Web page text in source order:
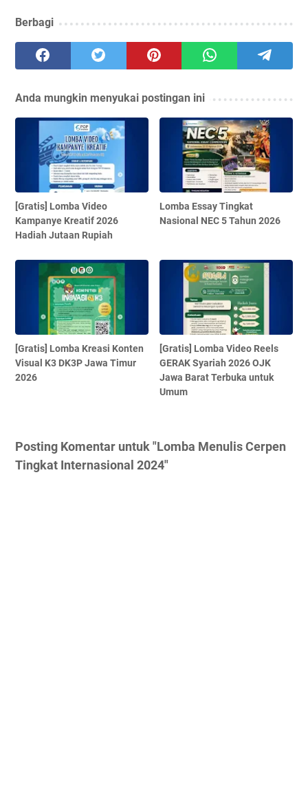
Berbagi
Anda mungkin menyukai postingan ini
[Gratis] Lomba Video
Kampanye Kreatif 2026
Hadiah Jutaan Rupiah
Lomba Essay Tingkat
Nasional NEC 5 Tahun 2026
[Gratis] Lomba Kreasi Konten
Visual K3 DK3P Jawa Timur
2026
[Gratis] Lomba Video Reels
GERAK Syariah 2026 OJK
Jawa Barat Terbuka untuk
Umum
Posting Komentar untuk "Lomba Menulis Cerpen
Tingkat Internasional 2024"